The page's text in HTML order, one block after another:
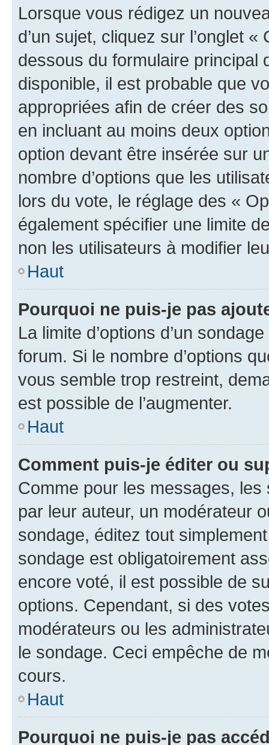
Lorsque vous rédigez un
d’un sujet, cliquez sur l’onglet
dessous du formulaire principal
disponible, il est probable que
appropriées afin de créer des
en incluant au moins deux
option devant être insérée sur
nombre d’options que les
lors du vote, le réglage des «
également spécifier une limite
non les utilisateurs à modifier
Haut
Pourquoi ne puis-je pas
La limite d’options d’un
forum. Si le nombre d’options
vous semble trop restreint,
est possible de l’augmenter.
Haut
Comment puis-je éditer ou
Comme pour les messages,
par leur auteur, un modérateur
sondage, éditez tout
sondage est obligatoirement
encore voté, il est possible de
options. Cependant, si des
modérateurs ou les
le sondage. Ceci empêche de
cours.
Haut
Pourquoi ne puis-je pas